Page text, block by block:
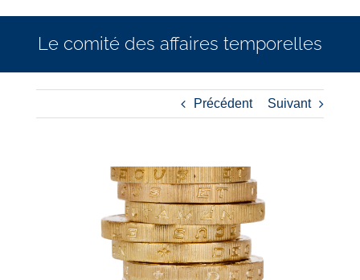
Le comité des affaires temporelles
Précédent Suivant